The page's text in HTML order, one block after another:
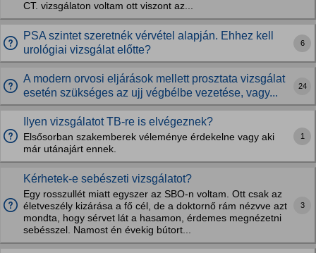
CT. vizsgálaton voltam ott viszont az...
PSA szintet szeretnék vérvétel alapján. Ehhez kell
urológiai vizsgálat előtte?
6
A modern orvosi eljárások mellett prosztata vizsgálat
esetén szükséges az ujj végbélbe vezetése, vagy...
24
Ilyen vizsgálatot TB-re is elvégeznek?
Elsősorban szakemberek véleménye érdekelne vagy aki
már utánajárt ennek.
1
Kérhetek-e sebészeti vizsgálatot?
Egy rosszullét miatt egyszer az SBO-n voltam. Ott csak az
életveszély kizárása a fő cél, de a doktornő rám nézvve azt
mondta, hogy sérvet lát a hasamon, érdemes megnézetni
sebésszel. Namost én évekig bútort...
3